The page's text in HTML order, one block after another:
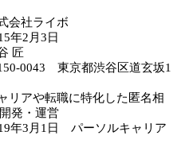
ライボ
3日
匠
東京都渋谷区道玄坂1
職に特化した匿名相
発・運営
1日 パーソルキャリア